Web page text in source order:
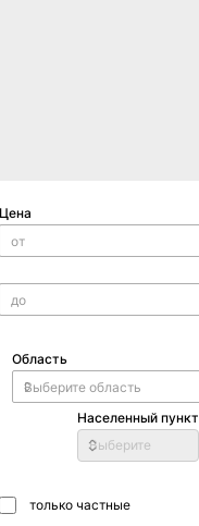
Цена
Область
Населенный пункт
Выберите
только частные